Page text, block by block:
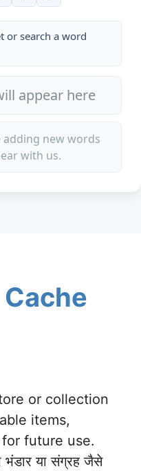
or search a word
appear here
adding new words
with us.
Cache
or collection
items,
future use.
भंडार या संग्रह जैसे